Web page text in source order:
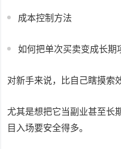
成本控制方法
如何把单次买卖变成长期
对新手来说，比自己瞎摸索
尤其是想把它当副业甚至长
目入场要安全得多。